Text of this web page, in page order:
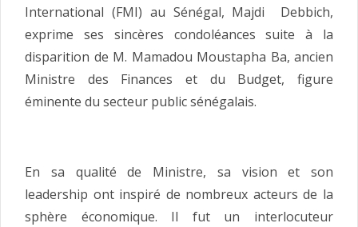
International (FMI) au Sénégal, Majdi Debbich,
exprime ses sincères condoléances suite à la
disparition de M. Mamadou Moustapha Ba, ancien
Ministre des Finances et du Budget, figure
éminente du secteur public sénégalais.
En sa qualité de Ministre, sa vision et son
leadership ont inspiré de nombreux acteurs de la
sphère économique. Il fut un interlocuteur